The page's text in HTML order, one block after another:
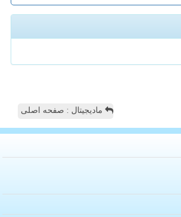
مادیجیتال : صفحه اصلی